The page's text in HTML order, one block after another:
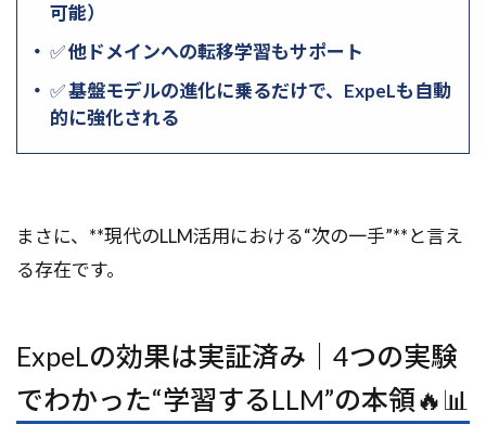
可能）
✅他ドメインへの転移学習もサポート
✅基盤モデルの進化に乗るだけで、ExpeLも自動
的に強化される
まさに、**現代のLLM活用における“次の一手”**と言え
る存在です。
ExpeLの効果は実証済み｜4つの実験
でわかった“学習するLLM”の本領🔥📊